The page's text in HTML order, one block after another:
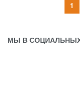
1
МЫ В